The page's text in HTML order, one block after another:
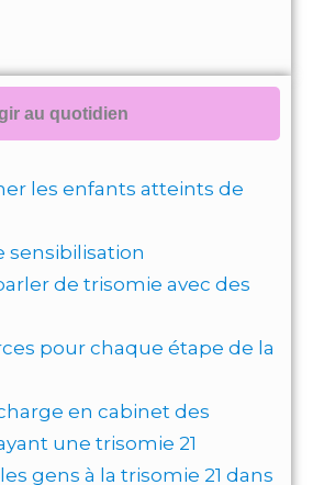
au quotidien
les enfants atteints de
sensibilisation
de trisomie avec des
pour chaque étape de la
en cabinet des
une trisomie 21
gens à la trisomie 21 dans